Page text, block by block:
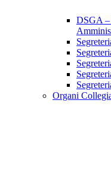
DSGA –
Organi